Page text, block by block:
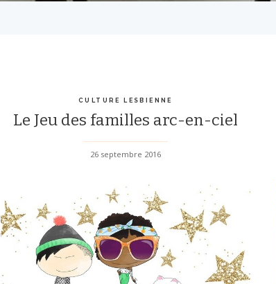
CULTURE LESBIENNE
Le Jeu des familles arc-en-ciel
26 septembre 2016